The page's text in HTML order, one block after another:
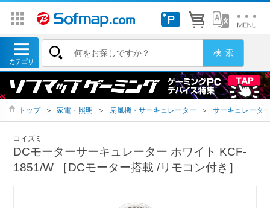
トップ ＞ 家電・照明 ＞ 扇風機・サーキュレーター ＞ サーキュレーター
コイズミ
DCモーターサーキュレーター ホワイト KCF-
1851/W ［DCモーター搭載 /リモコン付き］